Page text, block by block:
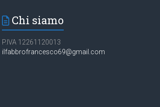
Chi siamo
P.IVA 12261120013
ilfabbrofrancesco69@gmail.com